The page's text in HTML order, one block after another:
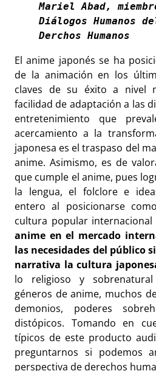
Mariel Abad,
Diálogos Humanos
Derchos Humanos
El anime japonés se ha
de la animación en los
claves de su éxito a nivel
facilidad de adaptación a las
entretenimiento que
acercamiento a la
japonesa es el traspaso del
anime. Asimismo, es de
que cumple el anime, pues
la lengua, el folclore e
entero al posicionarse
cultura popular internacional
anime en el mercado
las necesidades del público
narrativa la cultura
lo religioso y
géneros de anime, muchos
demonios, poderes
distópicos. Tomando en
típicos de este producto
preguntarnos si podemos
perspectiva de derechos